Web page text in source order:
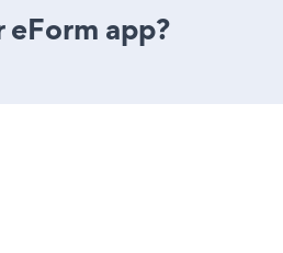
app?